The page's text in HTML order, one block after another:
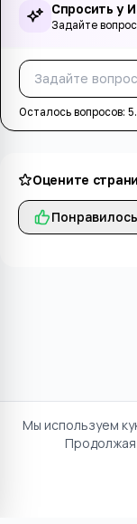
Спросить у
Задайте
Осталось вопросов: 5
Оцените
Понравилось
Мы используем
Продолжая